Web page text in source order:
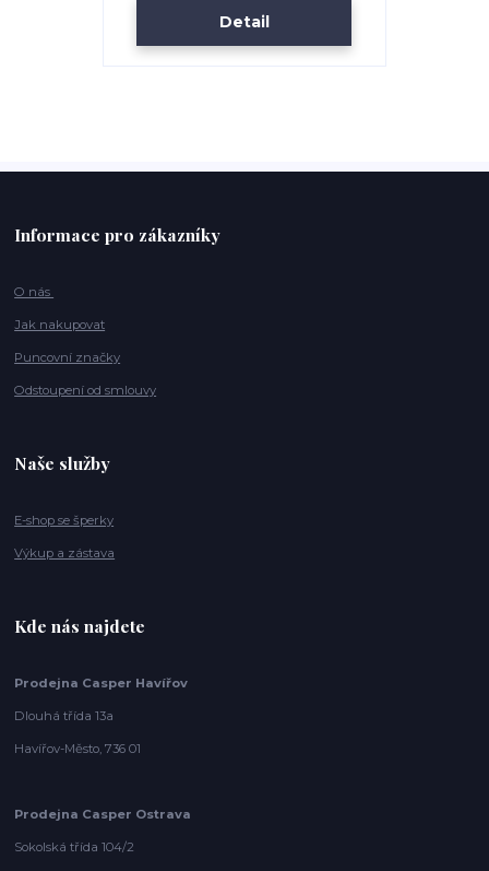
Detail
Informace pro zákazníky
O nás
Jak nakupovat
Puncovní značky
Odstoupení od smlouvy
Naše služby
E-shop se šperky
Výkup a zástava
Kde nás najdete
Prodejna Casper Havířov
Dlouhá třída 13a
Havířov-Město, 736 01
Prodejna Casper Ostrava
Sokolská třída 104/2